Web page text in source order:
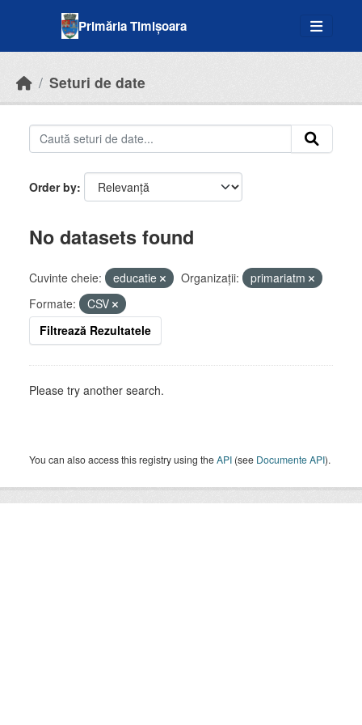
Primăria Timișoara
Seturi de date
Order by
No datasets found
Cuvinte cheie: educatie Organizații:
primariatm
Formate:
CSV
Filtrează Rezultatele
Please try another search.
You can also access this registry using theAPI (see Documente API).